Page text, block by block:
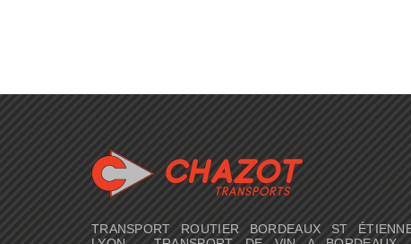
TRANSPORT ROUTIER BORDEAUX ST